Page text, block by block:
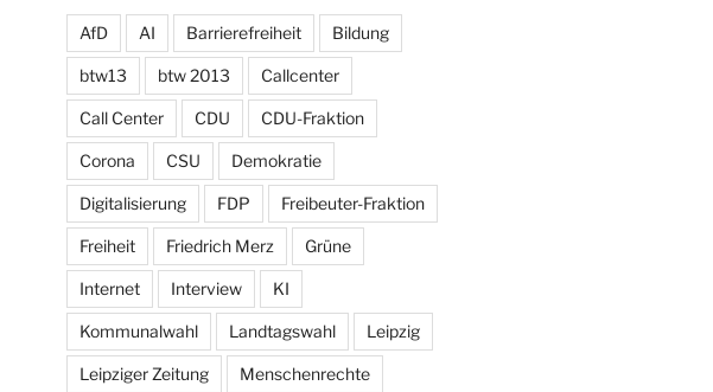
AfD AI Barrierefreiheit Bildung
btw13 btw 2013 Callcenter
Call Center CDU CDU-Fraktion
Corona CSU Demokratie
Digitalisierung FDP Freibeuter-Fraktion
Freiheit Friedrich Merz Grüne
Internet Interview KI
Kommunalwahl Landtagswahl Leipzig
Leipziger Zeitung Menschenrechte